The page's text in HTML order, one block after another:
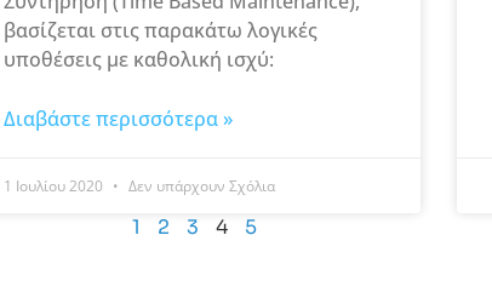
βασίζεται στις παρακάτω λογικές
υποθέσεις με καθολική ισχύ:
Διαβάστε περισσότερα »
1 Ιουλίου 2020 Δεν υπάρχουν Σχόλια
1 2 3 4 5